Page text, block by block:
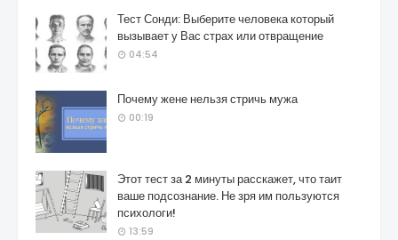
Тест Сонди: Выберите человека который
вызывает у Вас страх или отвращение
04:54
Почему жене нельзя стричь мужа
00:19
Этот тест за 2 минуты расскажет, что таит
ваше подсознание. Не зря им пользуются
психологи!
13:59